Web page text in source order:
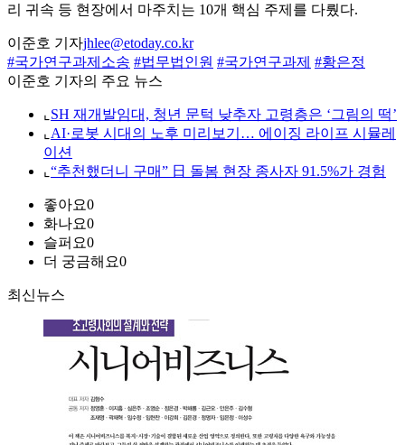
리 귀속 등 현장에서 마주치는 10개 핵심 주제를 다뤘다.
이준호 기자jhlee@etoday.co.kr
#국가연구과제소송 #법무법인원 #국가연구과제 #황은정
이준호 기자의 주요 뉴스
⌞ SH 재개발임대, 청년 문턱 낮추자 고령층은 ‘그림의 떡’
⌞ AI·로봇 시대의 노후 미리보기… 에이징 라이프 시뮬레
이션
⌞ “추천했더니 구매” 日 돌봄 현장 종사자 91.5%가 경험
좋아요0
화나요0
슬퍼요0
더 궁금해요0
최신뉴스